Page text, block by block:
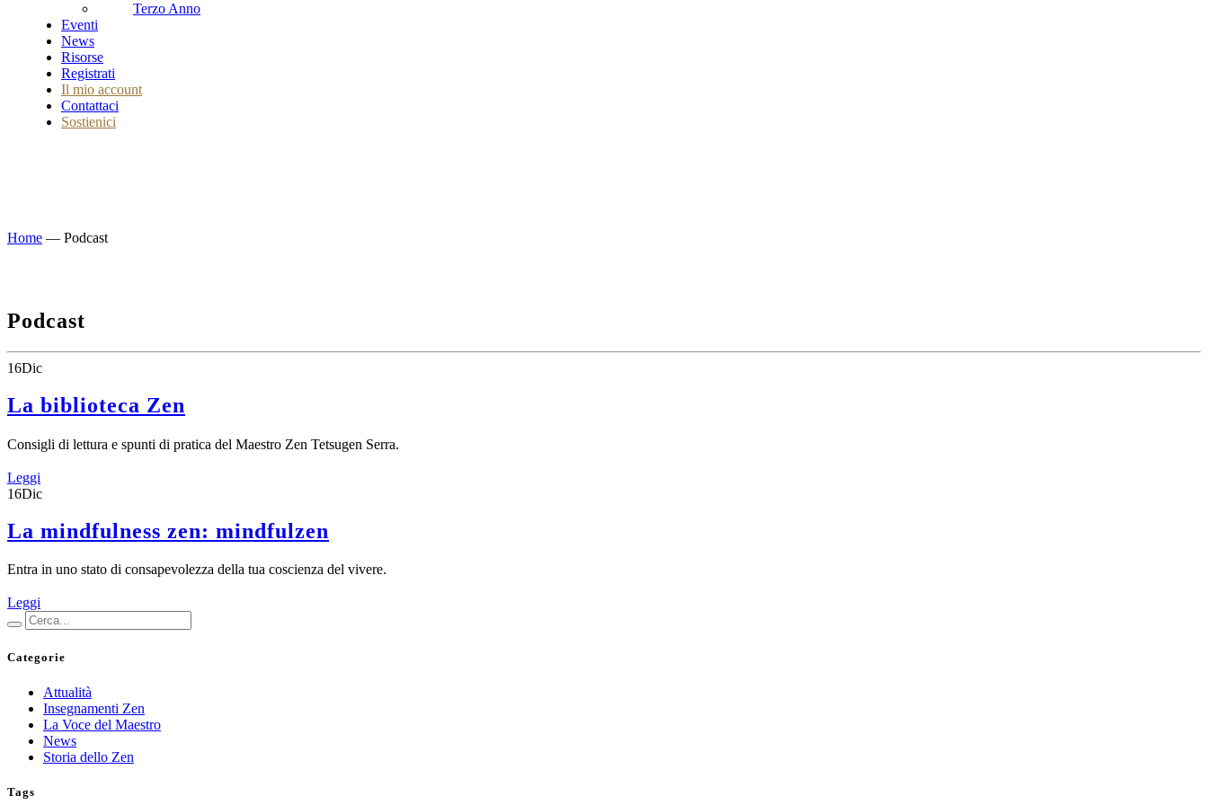
Terzo Anno
Eventi
News
Risorse
Registrati
Il mio account
Contattaci
Sostienici
Home — Podcast
Podcast
16Dic
La biblioteca Zen
Consigli di lettura e spunti di pratica del Maestro Zen Tetsugen Serra.
Leggi
16Dic
La mindfulness zen: mindfulzen
Entra in uno stato di consapevolezza della tua coscienza del vivere.
Leggi
Categorie
Attualità
Insegnamenti Zen
La Voce del Maestro
News
Storia dello Zen
Tags